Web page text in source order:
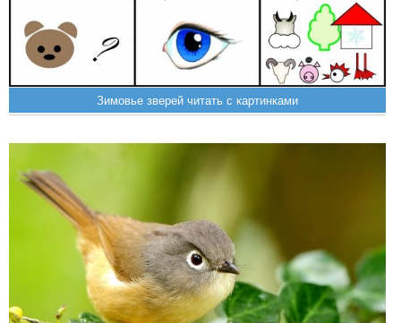
Зимовье зверей читать с картинками